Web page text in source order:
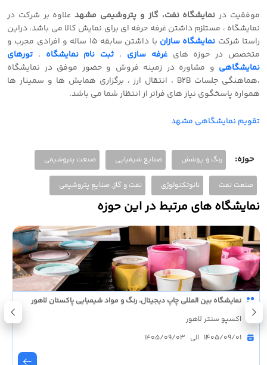
موفقیت در نمایشگاه نفت، گاز و پتروشیمی مشهدعلاوه بر شرکت در
نمایشگاه ، مستلزم داشتن غرفه حرفه ای برای نمایش کالا می باشد، دراین
راستا شرکت نمایشگاه سازان
با داشتن سابقه 15 ساله و افرادی مجرب و
متخصص در حوزه هایغرفه سازی ، ثبت نام نمایشگاه ، تورهای
نمایشگاهی و مشاوره در زمینه فروش و حضور موفق در نمایشگاه
،هماهنگی جلسات B2B ، انتقال ارز ، برگزاری همایش ها و سمینار ها
همواره پاسخگوی نیاز های فراتر از انتظار شما می باشد.
تقویم نمایشگاهی مشهد
حوزه: رنگ و پوشش صنایع شیمیایی صنعت پتروشیمی
صنعت نفت نانوتکنولوژی نفت و گاز, صنایع پتروشیمی
نمایشگاه های مرتبط در این حوزه
نمایشگاه بین المللی چاپ دیجیتال، رنگ و مواد شیمیایی پاکستان لاهور
اکسپو سنتر لاهور
1405/09/01 الی 1405/09/03